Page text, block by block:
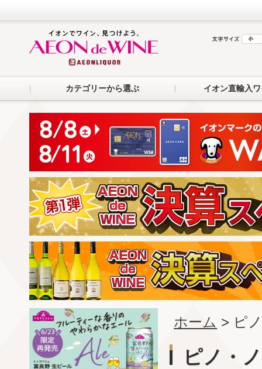
カテゴリーから選ぶ イオン直輸入
ホーム > ピ
ピノ・